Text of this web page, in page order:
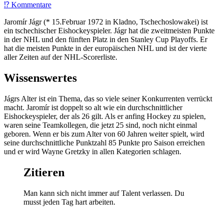
⁉️ Kommentare
Jaromír Jágr (* 15.Februar 1972 in Kladno, Tschechoslowakei) ist
ein tschechischer Eishockeyspieler. Jágr hat die zweitmeisten Punkte
in der NHL und den fünften Platz in den Stanley Cup Playoffs. Er
hat die meisten Punkte in der europäischen NHL und ist der vierte
aller Zeiten auf der NHL-Scorerliste.
Wissenswertes
Jágrs Alter ist ein Thema, das so viele seiner Konkurrenten verrückt
macht. Jaromír ist doppelt so alt wie ein durchschnittlicher
Eishockeyspieler, der als 26 gilt. Als er anfing Hockey zu spielen,
waren seine Teamkollegen, die jetzt 25 sind, noch nicht einmal
geboren. Wenn er bis zum Alter von 60 Jahren weiter spielt, wird
seine durchschnittliche Punktzahl 85 Punkte pro Saison erreichen
und er wird Wayne Gretzky in allen Kategorien schlagen.
Zitieren
Man kann sich nicht immer auf Talent verlassen. Du
musst jeden Tag hart arbeiten.